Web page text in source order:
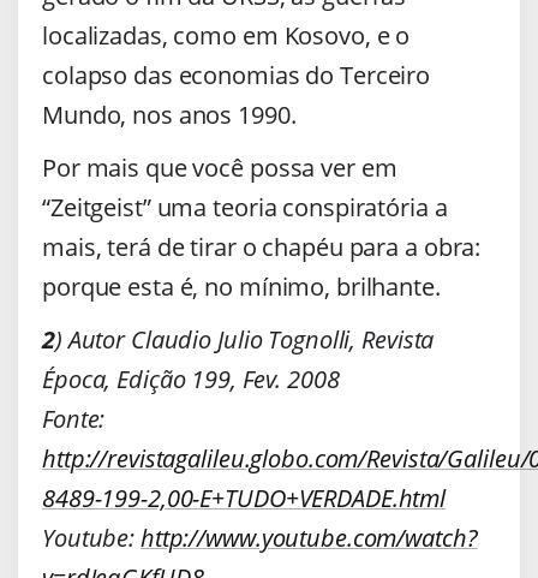
localizadas, como em Kosovo, e o
colapso das economias do Terceiro
Mundo, nos anos 1990.
Por mais que você possa ver em
“Zeitgeist” uma teoria conspiratória a
mais, terá de tirar o chapéu para a obra:
porque esta é, no mínimo, brilhante.
2) Autor Claudio Julio Tognolli, Revista
Época, Edição 199, Fev. 2008
Fonte:
http://revistagalileu.globo.com/Revista/Galileu/
8489-199-2,00-E+TUDO+VERDADE.html
Youtube:http://www.youtube.com/watch?